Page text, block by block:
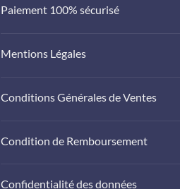
Paiement 100% sécurisé
Mentions Légales
Conditions Générales de Ventes
Condition de Remboursement
Confidentialité des données